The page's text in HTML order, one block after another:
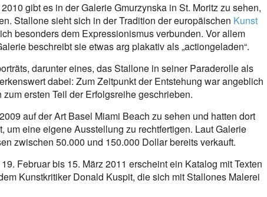
gibt es in der Galerie Gmurzynska in St. Moritz zu sehen,
Stallone sieht sich in der Tradition der europäischen Kunst
besonders dem Expressionismus verbunden. Vor allem
beschreibt sie etwas arg plakativ als „actiongeladen“.
darunter eines, das Stallone in seiner Paraderolle als
dabei: Zum Zeitpunkt der Entstehung war angeblich
ersten Teil der Erfolgsreihe geschrieben.
auf der Art Basel Miami Beach zu sehen und hatten dort
um eine eigene Ausstellung zu rechtfertigen. Laut Galerie
zwischen 50.000 und 150.000 Dollar bereits verkauft.
Februar bis 15. März 2011 erscheint ein Katalog mit Texten
Kunstkritiker Donald Kuspit, die sich mit Stallones Malerei